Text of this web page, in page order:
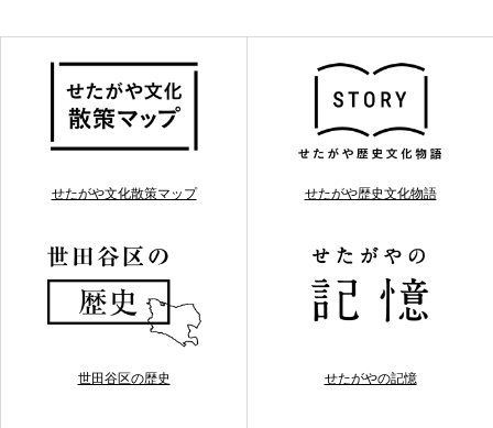
せたがや文化散策マップ せたがや歴史文化物語
世田谷区の歴史 せたがやの記憶